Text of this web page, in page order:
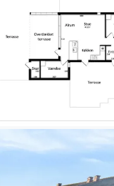
gemütliche
Hafen ist
Mit der
entspannten